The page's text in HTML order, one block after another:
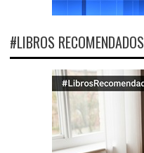
#LIBROS RECOMENDADOS